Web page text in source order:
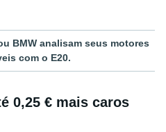
BMW analisam seus motores
com o E20.
0,25 € mais caros